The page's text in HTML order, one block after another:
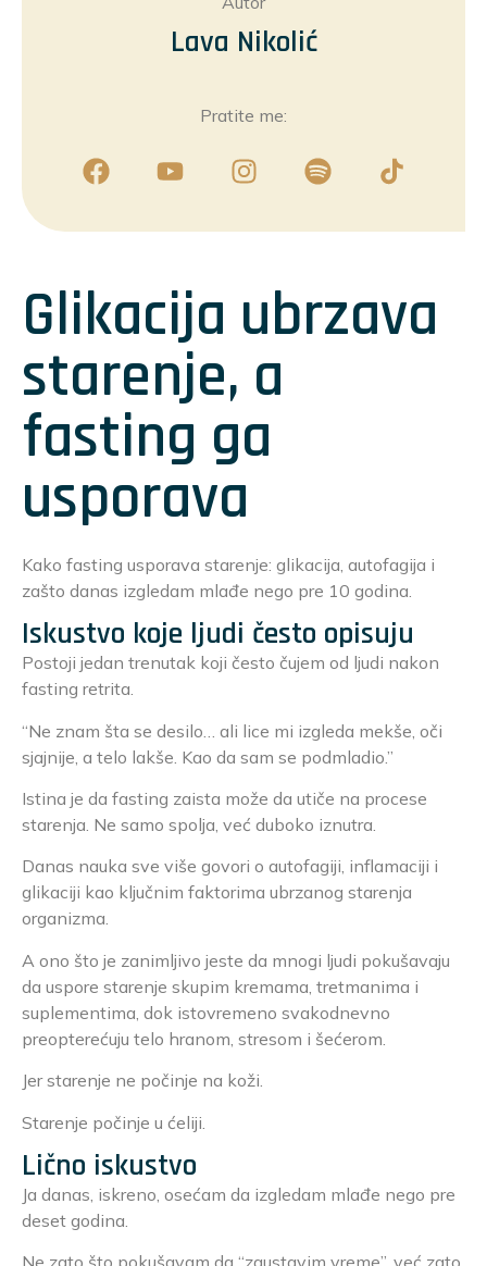
Lava Nikolić
Pratite me:
Glikacija ubrzava
starenje, a
fasting ga
usporava
Kako fasting usporava starenje: glikacija, autofagija i
zašto danas izgledam mlađe nego pre 10 godina.
Iskustvo koje ljudi često opisuju
Postoji jedan trenutak koji često čujem od ljudi nakon
fasting retrita.
“Ne znam šta se desilo… ali lice mi izgleda mekše, oči
sjajnije, a telo lakše. Kao da sam se podmladio.”
Istina je da fasting zaista može da utiče na procese
starenja. Ne samo spolja, već duboko iznutra.
Danas nauka sve više govori o autofagiji, inflamaciji i
glikaciji kao ključnim faktorima ubrzanog starenja
organizma.
A ono što je zanimljivo jeste da mnogi ljudi pokušavaju
da uspore starenje skupim kremama, tretmanima i
suplementima, dok istovremeno svakodnevno
preopterećuju telo hranom, stresom i šećerom.
Jer starenje ne počinje na koži.
Starenje počinje u ćeliji.
Lično iskustvo
Ja danas, iskreno, osećam da izgledam mlađe nego pre
deset godina.